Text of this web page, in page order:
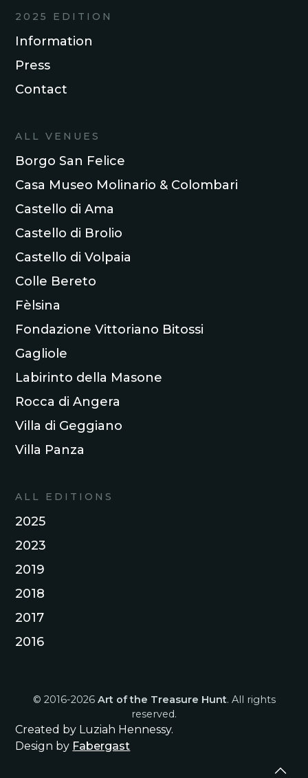
2025 EDITION
Information
Press
Contact
ALL VENUES
Borgo San Felice
Casa Museo Molinario & Colombari
Castello di Ama
Castello di Brolio
Castello di Volpaia
Colle Bereto
Fèlsina
Fondazione Vittoriano Bitossi
Gagliole
Labirinto della Masone
Rocca di Angera
Villa di Geggiano
Villa Panza
ALL EDITIONS
2025
2023
2019
2018
2017
2016
© 2016-2026Art of the Treasure Hunt. All rights
reserved.
Created by Luziah Hennessy.
Design by Fabergast